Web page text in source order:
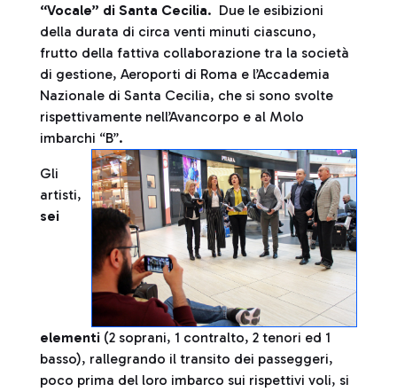
“Vocale” di Santa Cecilia. Due le esibizioni
della durata di circa venti minuti ciascuno,
frutto della fattiva collaborazione tra la società
di gestione, Aeroporti di Roma e l’Accademia
Nazionale di Santa Cecilia, che si sono svolte
rispettivamente nell’Avancorpo e al Molo
imbarchi “B”.
Gli
artisti,
sei
elementi (2 soprani, 1 contralto, 2 tenori ed 1
basso), rallegrando il transito dei passeggeri,
poco prima del loro imbarco sui rispettivi voli, si